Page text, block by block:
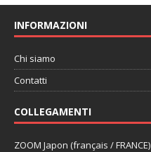
INFORMAZIONI
Chi siamo
Contatti
COLLEGAMENTI
ZOOM Japon (français / FRANCE)